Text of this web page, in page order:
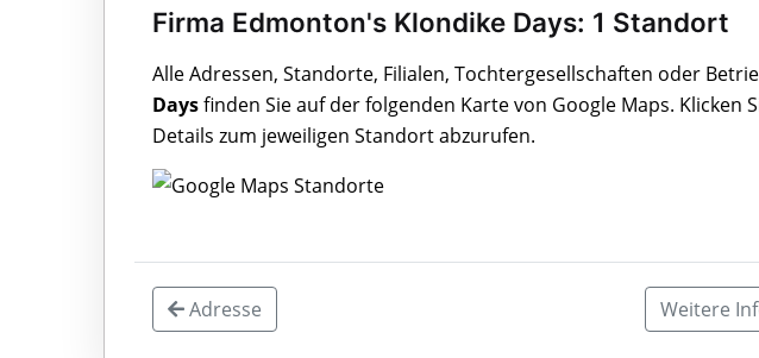
Firma Edmonton's Klondike Days: 1 Standort
Alle Adressen, Standorte, Filialen, Tochtergesellschaften oder
Daysfinden Sie auf der folgenden Karte von Google Maps. Klicken
Details zum jeweiligen Standort abzurufen.
Adresse Weitere